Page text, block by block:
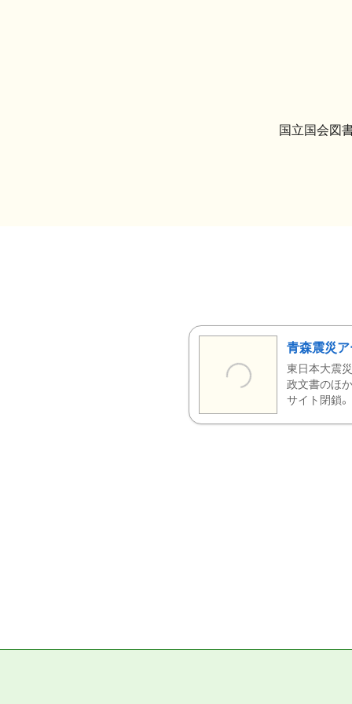
国立国会図
青森震災ア
東日本大震
政文書のほ
サイト閉鎖。